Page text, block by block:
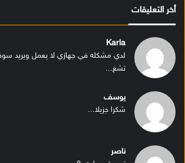
أخر التعليقات
Karla
لدي مشكله في جهازي لا يعمل ويريد
تشغ...
يوسف
شكرا جزيلا...
ناصر